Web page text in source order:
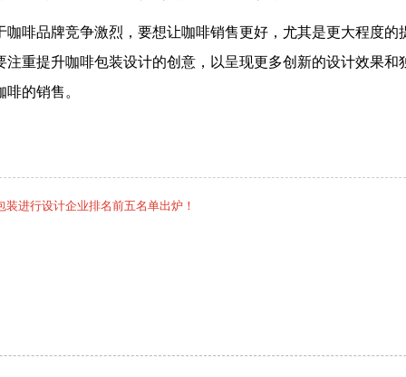
咖啡品牌竞争激烈，要想让咖啡销售更好，尤其是更大程度
注重提升咖啡包装设计的创意，以呈现更多创新的设计效果
啡的销售。
装进行设计企业排名前五名单出炉！